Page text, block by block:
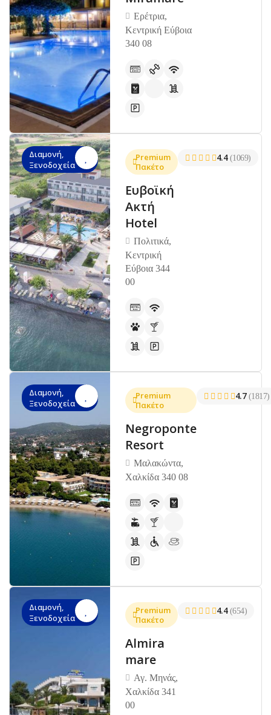
Ερέτρια,
Κεντρική Εύβοια
340 08
Διαμονή,
Ξενοδοχεία
Premium
Πακέτο
Ευβοϊκή
Ακτή
Hotel
Πολιτικά,
Κεντρική
Εύβοια 344
00
4.4 (1069)
Διαμονή,
Ξενοδοχεία
Premium
Πακέτο
Negroponte
Resort
Μαλακώντα,
Χαλκίδα 340 08
4.7 (1817)
Διαμονή,
Ξενοδοχεία
Premium
Πακέτο
Almira
mare
Αγ. Μηνάς,
Χαλκίδα 341
00
4.4 (654)